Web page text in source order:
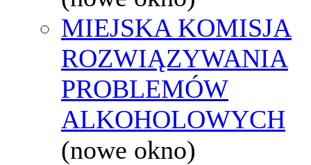
MIEJSKA KOMISJA
ROZWIĄZYWANIA
PROBLEMÓW
ALKOHOLOWYCH
(nowe okno)